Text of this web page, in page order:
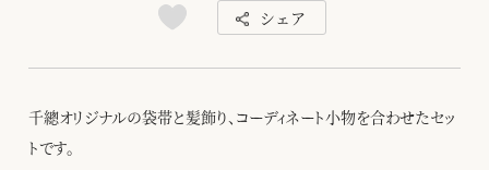
シェア
千總オリジナルの袋帯と髪飾り、コーディネート小物を合わせたセッ
トです。